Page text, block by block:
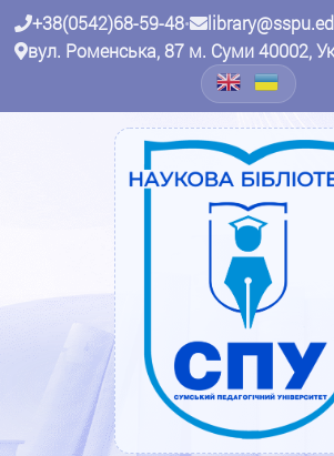
+38(0542)68-59-48•
вул. Роменська, 87 м. Суми 40002,